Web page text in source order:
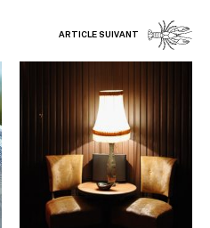
ARTICLE SUIVANT